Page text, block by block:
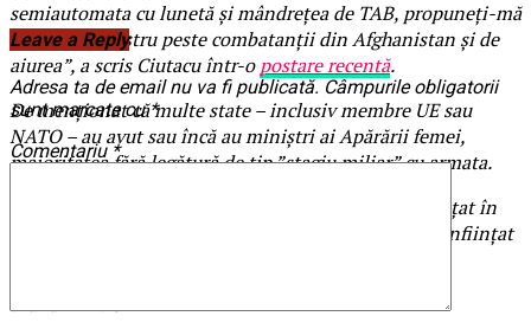
semiautomata cu lunetă și mândrețea de TAB, propuneți-mă
pe mine ministru peste combatanții din Afghanistan și de
aiurea”, a scris Ciutacu într-opostare recentă.
De menționat că multe state – inclusiv membre UE sau
NATO – au avut sau încă au miniștri ai Apărării femei,
majoritatea fără legătură de tip ”stagiu miliar” cu armata.
În România, stagiul militar obligatoriu a fost desființat în
octombrie 2006, după o istorie de 138 de ani, fiind înființat
BrailaMEA.ro
Leave a Reply
Adresa ta de email nu va fi publicată. Câmpurile obligatorii
sunt marcate cu*
Comentariu*